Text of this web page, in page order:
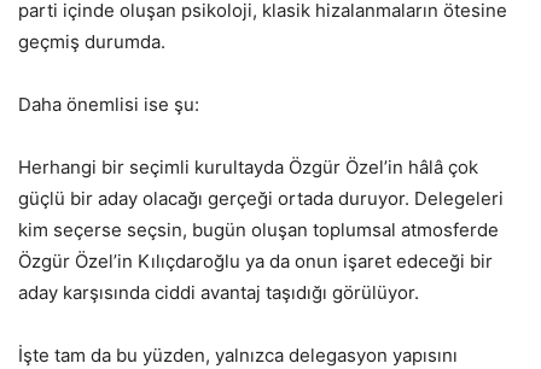
parti içinde oluşan psikoloji, klasik hizalanmaların ötesine
geçmiş durumda.
Daha önemlisi ise şu:
Herhangi bir seçimli kurultayda Özgür Özel’in hâlâ çok
güçlü bir aday olacağı gerçeği ortada duruyor. Delegeleri
kim seçerse seçsin, bugün oluşan toplumsal atmosferde
Özgür Özel’in Kılıçdaroğlu ya da onun işaret edeceği bir
aday karşısında ciddi avantaj taşıdığı görülüyor.
İşte tam da bu yüzden, yalnızca delegasyon yapısını